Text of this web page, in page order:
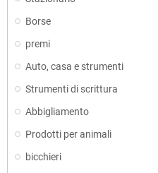
Borse
premi
Auto, casa e strumenti
Strumenti di scrittura
Abbigliamento
Prodotti per animali
bicchieri